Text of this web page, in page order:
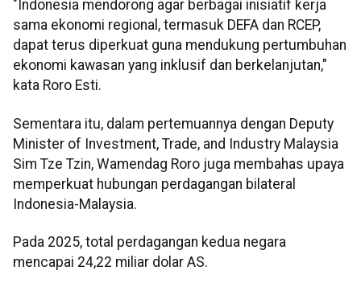
"Indonesia mendorong agar berbagai inisiatif kerja
sama ekonomi regional, termasuk DEFA dan RCEP,
dapat terus diperkuat guna mendukung pertumbuhan
ekonomi kawasan yang inklusif dan berkelanjutan,"
kata Roro Esti.
Sementara itu, dalam pertemuannya dengan Deputy
Minister of Investment, Trade, and Industry Malaysia
Sim Tze Tzin, Wamendag Roro juga membahas upaya
memperkuat hubungan perdagangan bilateral
Indonesia-Malaysia.
Pada 2025, total perdagangan kedua negara
mencapai 24,22 miliar dolar AS.